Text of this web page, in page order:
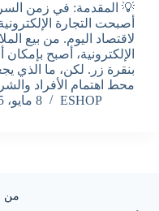
💡 المقدمة: في زمن
أصبحت التجارة
لاقتصاد اليوم. من بيع
الإلكترونية، أصبح
بنقرة زر. لكن، ما الذي
محط اهتمام الأفراد
ESHOP
8 مايو، 2025
من